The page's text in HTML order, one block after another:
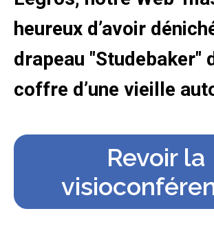
heureux d’avoir
drapeau "Studebaker"
coffre d’une vieille
Revoir la